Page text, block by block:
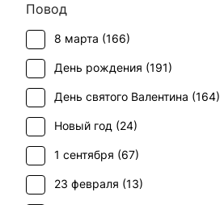
Гипсофила (
Гладиолус (2)
Гортензия (9)
Ирис (3)
Леукоспермум (
Лилия (5)
Лимониум ( 2)
Повод
8 марта (166)
День рождения (191)
День святого Валентина (164)
Новый год (24)
1 сентября (67)
23 февраля (13)